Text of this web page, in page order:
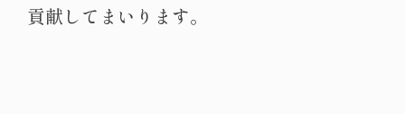
貢献してまいります。